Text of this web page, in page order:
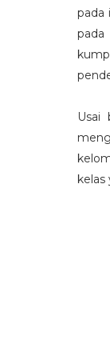
pada
pada
Usai
kelas